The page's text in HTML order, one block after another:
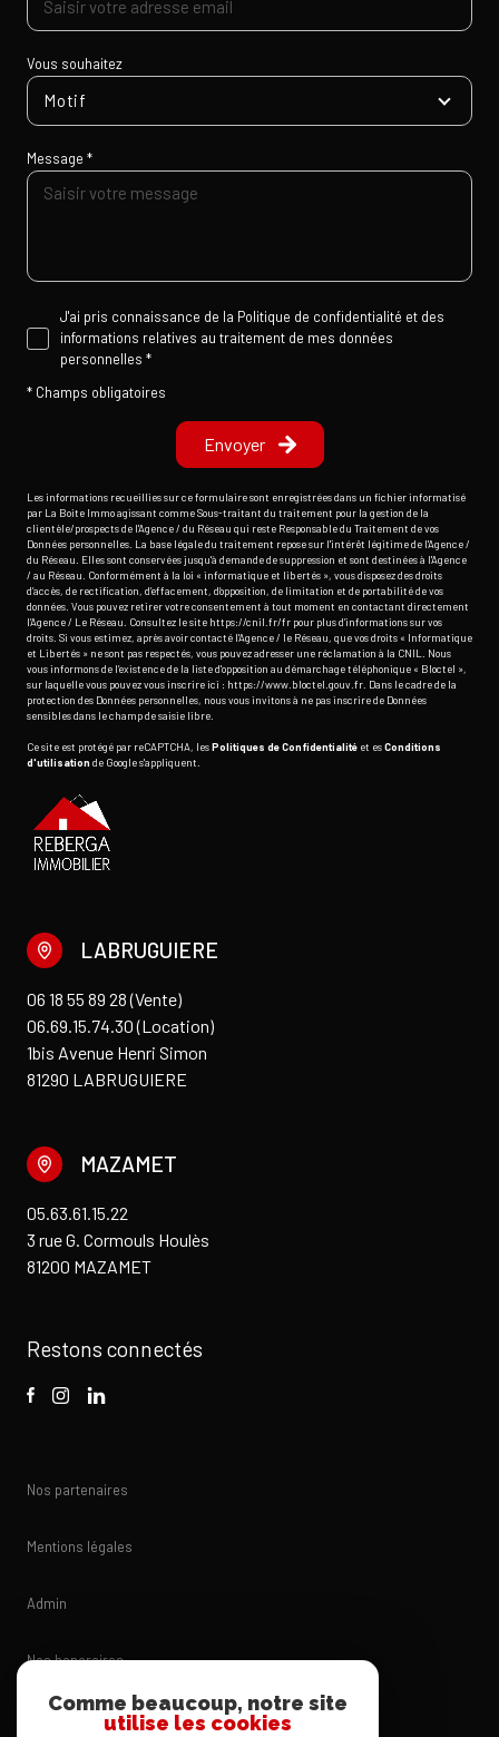
Vous souhaitez
Motif
Message *
J'ai pris connaissance de la Politique de confidentialité et des
informations relatives au traitement de mes données
personnelles *
* Champs obligatoires
Envoyer
Les informations recueillies sur ce formulaire sont enregistrées dans un fichier informatisé
par La Boite Immo agissant comme Sous-traitant du traitement pour la gestion de la
clientèle/prospects de l'Agence / du Réseau qui reste Responsable du Traitement de vos
Données personnelles. La base légale du traitement repose sur l'intérêt légitime de l'Agence /
du Réseau. Elles sont conservées jusqu'à demande de suppression et sont destinées à l'Agence
/ au Réseau. Conformément à la loi « informatique et libertés », vous disposez des droits
d’accès, de rectification, d’effacement, d’opposition, de limitation et de portabilité de vos
données. Vous pouvez retirer votre consentement à tout moment en contactant directement
l’Agence / Le Réseau. Consultez le site https://cnil.fr/fr pour plus d’informations sur vos
droits. Si vous estimez, après avoir contacté l'Agence / le Réseau, que vos droits « Informatique
et Libertés » ne sont pas respectés, vous pouvez adresser une réclamation à la CNIL. Nous
vous informons de l’existence de la liste d'opposition au démarchage téléphonique « Bloctel »,
sur laquelle vous pouvez vous inscrire ici : https://www.bloctel.gouv.fr . Dans le cadre de la
protection des Données personnelles, nous vous invitons à ne pas inscrire de Données
sensibles dans le champ de saisie libre.
Ce site est protégé par reCAPTCHA, lesPolitiques de Confidentialité et esConditions
d'utilisation de Google s'appliquent.
LABRUGUIERE
06 18 55 89 28 (Vente)
06.69.15.74.30 (Location)
1bis Avenue Henri Simon
81290 LABRUGUIERE
MAZAMET
05.63.61.15.22
3 rue G. Cormouls Houlès
81200 MAZAMET
Restons connectés
Nos partenaires
Mentions légales
Admin
Nos honoraires
Politique RGPD
Comme beaucoup, notre site
utilise les cookies